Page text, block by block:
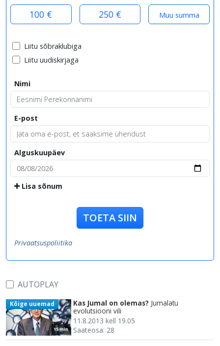
100 € 250 €
Liitu sõbraklubiga
Liitu uudiskirjaga
Nimi
E-post
Alguskuupäev
Lisa sõnum
TOETA SIIN
Privaatsuspoliitika
AUTOPLAY
15 min
Kõige uuemad Kas Jumal on olemas? Jumalatu
evolutsiooni vili
11.8.2013 kell 19.05
Saateosa: 28